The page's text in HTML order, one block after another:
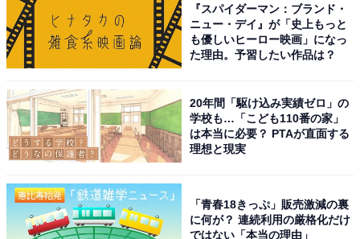
『スパイダーマン：ブランド・
ニュー・デイ』が「史上もっと
も優しいヒーロー映画」になっ
た理由。予習したい作品は？
20年間「駆け込み実績ゼロ」の
学校も…「こども110番の家」
は本当に必要？ PTAが直面する
理想と現実
「青春18きっぷ」販売激減の裏
に何が？ 連続利用の厳格化だけ
ではない「本当の理由」